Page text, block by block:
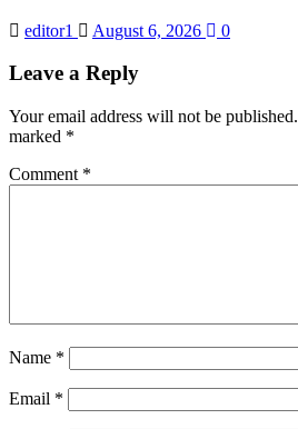
editor1 August 6, 2026 0
Leave a Reply
Your email address will not be published.
marked *
Comment *
Name *
Email *